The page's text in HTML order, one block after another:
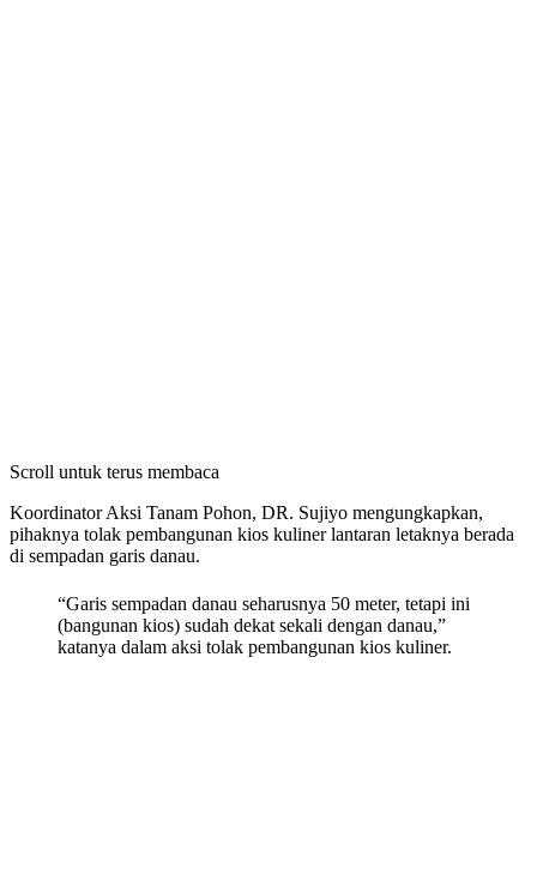
Scroll untuk terus membaca
Koordinator Aksi Tanam Pohon, DR. Sujiyo mengungkapkan,
pihaknya tolak pembangunan kios kuliner lantaran letaknya berada
di sempadan garis danau.
“Garis sempadan danau seharusnya 50 meter, tetapi ini
(bangunan kios) sudah dekat sekali dengan danau,”
katanya dalam aksi tolak pembangunan kios kuliner.